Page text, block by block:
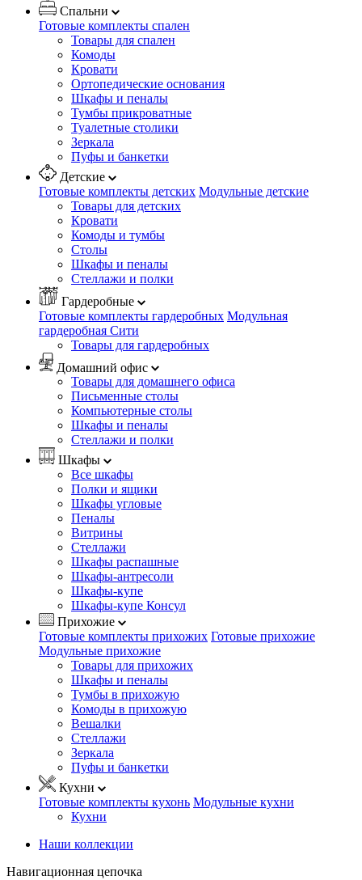
Спальни
Готовые комплекты спален
Товары для спален
Комоды
Кровати
Ортопедические основания
Шкафы и пеналы
Тумбы прикроватные
Туалетные столики
Зеркала
Пуфы и банкетки
Детские
Готовые комплекты детских Модульные детские
Товары для детских
Кровати
Комоды и тумбы
Столы
Шкафы и пеналы
Стеллажи и полки
Гардеробные
Готовые комплекты гардеробных Модульная
гардеробная Сити
Товары для гардеробных
Домашний офис
Товары для домашнего офиса
Письменные столы
Компьютерные столы
Шкафы и пеналы
Стеллажи и полки
Шкафы
Все шкафы
Полки и ящики
Шкафы угловые
Пеналы
Витрины
Стеллажи
Шкафы распашные
Шкафы-антресоли
Шкафы-купе
Шкафы-купе Консул
Прихожие
Готовые комплекты прихожих Готовые прихожие
Модульные прихожие
Товары для прихожих
Шкафы и пеналы
Тумбы в прихожую
Комоды в прихожую
Вешалки
Стеллажи
Зеркала
Пуфы и банкетки
Кухни
Готовые комплекты кухонь Модульные кухни
Кухни
Наши коллекции
Навигационная цепочка